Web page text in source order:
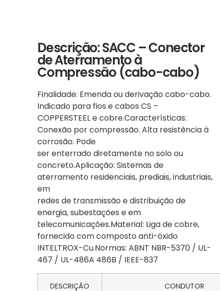
Descrição: SACC – Conector
de Aterramento à
Compressão (cabo-cabo)
Finalidade: Emenda ou derivação cabo-cabo.
Indicado para fios e cabos CS –
COPPERSTEEL e cobre.Características:
Conexão por compressão. Alta resistência à
corrosão. Pode
ser enterrado diretamente no solo ou
concreto.Aplicação: Sistemas de
aterramento residenciais, prediais, industriais,
em
redes de transmissão e distribuição de
energia, subestações e em
telecomunicações.Material: Liga de cobre,
fornecido com composto anti-óxido
INTELTROX-Cu.Normas: ABNT NBR-5370 / UL-
467 / UL-486A 486B / IEEE-837
DESCRIÇÃO CONDUTOR